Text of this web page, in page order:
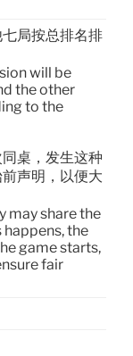
局按总排名排
will be
the other
to the
桌，发生这种
声明，以便大
may share the
the
game starts,
fair